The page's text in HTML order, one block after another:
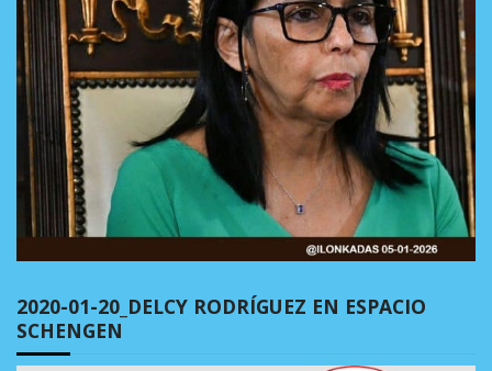
2020-01-20_DELCY RODRÍGUEZ EN ESPACIO
SCHENGEN